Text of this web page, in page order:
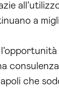
a
che